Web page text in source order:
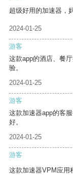
超级好用的加速器，
2024-01-25
游客
这款app的酒店、餐
验。
2024-01-25
游客
这款加速器app的客
好。
2024-01-25
游客
这款加速器VPM应用